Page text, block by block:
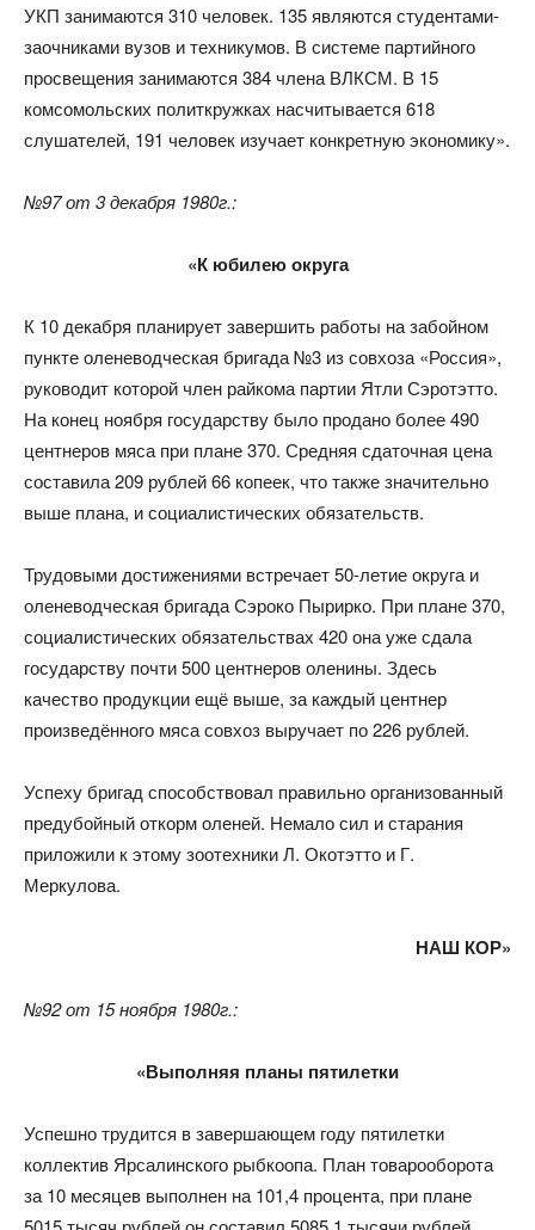
УКП занимаются 310 человек. 135 являются студентами-
заочниками вузов и техникумов. В системе партийного
просвещения занимаются 384 члена ВЛКСМ. В 15
комсомольских политкружках насчитывается 618
слушателей, 191 человек изучает конкретную экономику».
№97 от 3 декабря 1980г.:
«К юбилею округа
К 10 декабря планирует завершить работы на забойном
пункте оленеводческая бригада №3 из совхоза «Россия»,
руководит которой член райкома партии Ятли Сэротэтто.
На конец ноября государству было продано более 490
центнеров мяса при плане 370. Средняя сдаточная цена
составила 209 рублей 66 копеек, что также значительно
выше плана, и социалистических обязательств.
Трудовыми достижениями встречает 50-летие округа и
оленеводческая бригада Сэроко Пырирко. При плане 370,
социалистических обязательствах 420 она уже сдала
государству почти 500 центнеров оленины. Здесь
качество продукции ещё выше, за каждый центнер
произведённого мяса совхоз выручает по 226 рублей.
Успеху бригад способствовал правильно организованный
предубойный откорм оленей. Немало сил и старания
приложили к этому зоотехники Л. Окотэтто и Г.
Меркулова.
НАШ КОР»
№92 от 15 ноября 1980г.:
«Выполняя планы пятилетки
Успешно трудится в завершающем году пятилетки
коллектив Ярсалинского рыбкоопа. План товарооборота
за 10 месяцев выполнен на 101,4 процента, при плане